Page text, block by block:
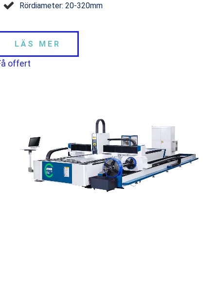
Rördiameter: 20-320mm
LÄS MER
offert